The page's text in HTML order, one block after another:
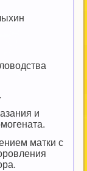
и
матки с